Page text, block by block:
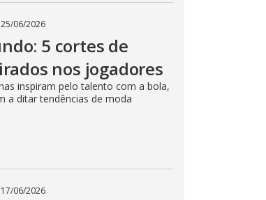
25/06/2026
5 cortes de
nos jogadores
inspiram pelo talento com a bola,
a ditar tendências de moda
17/06/2026